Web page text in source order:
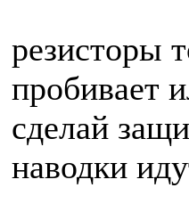
резисторы
пробивает
сделай
наводки